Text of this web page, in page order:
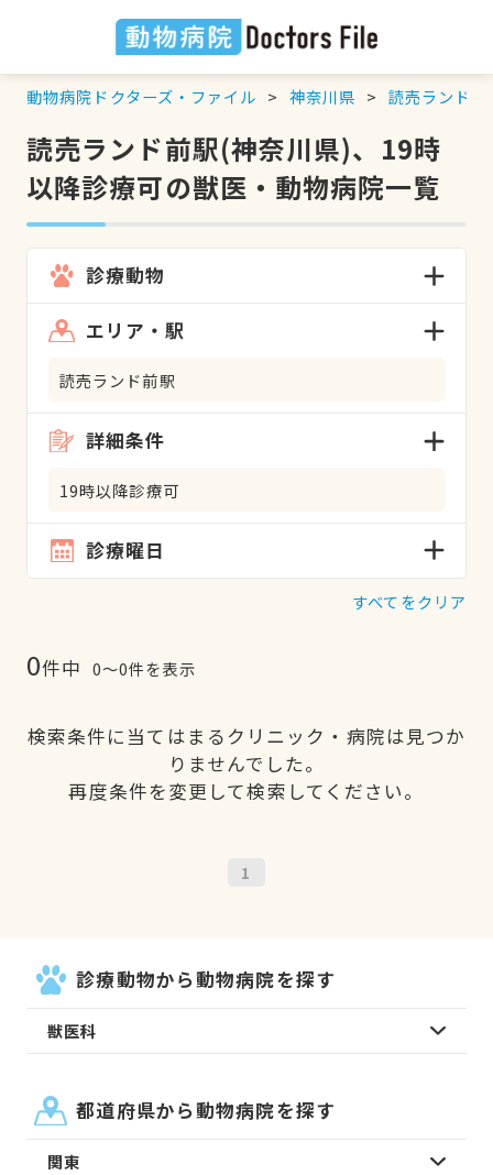
動物病院ドクターズ・ファイル 神奈川県 読売ランド前
読売ランド前駅(神奈川県)、19時
以降診療可の獣医・動物病院一覧
診療動物
エリア・駅
読売ランド前駅
詳細条件
19時以降診療可
診療曜日
すべてをクリア
0件中 0〜0件を表示
検索条件に当てはまるクリニック・病院は見つか
りませんでした。
再度条件を変更して検索してください。
1
診療動物から動物病院を探す
獣医科
都道府県から動物病院を探す
関東